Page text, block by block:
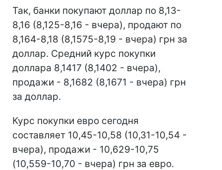
Так, банки покупают доллар по 8,13-
8,16 (8,125-8,16 - вчера), продают по
8,164-8,18 (8,1575-8,19 - вчера) грн за
доллар. Средний курс покупки
доллара 8,1417 (8,1402 - вчера),
продажи - 8,1682 (8,1671 - вчера) грн
за доллар.
Курс покупки евро сегодня
составляет 10,45-10,58 (10,31-10,54 -
вчера), продажи - 10,629-10,75
(10,559-10,70 - вчера) грн за евро.